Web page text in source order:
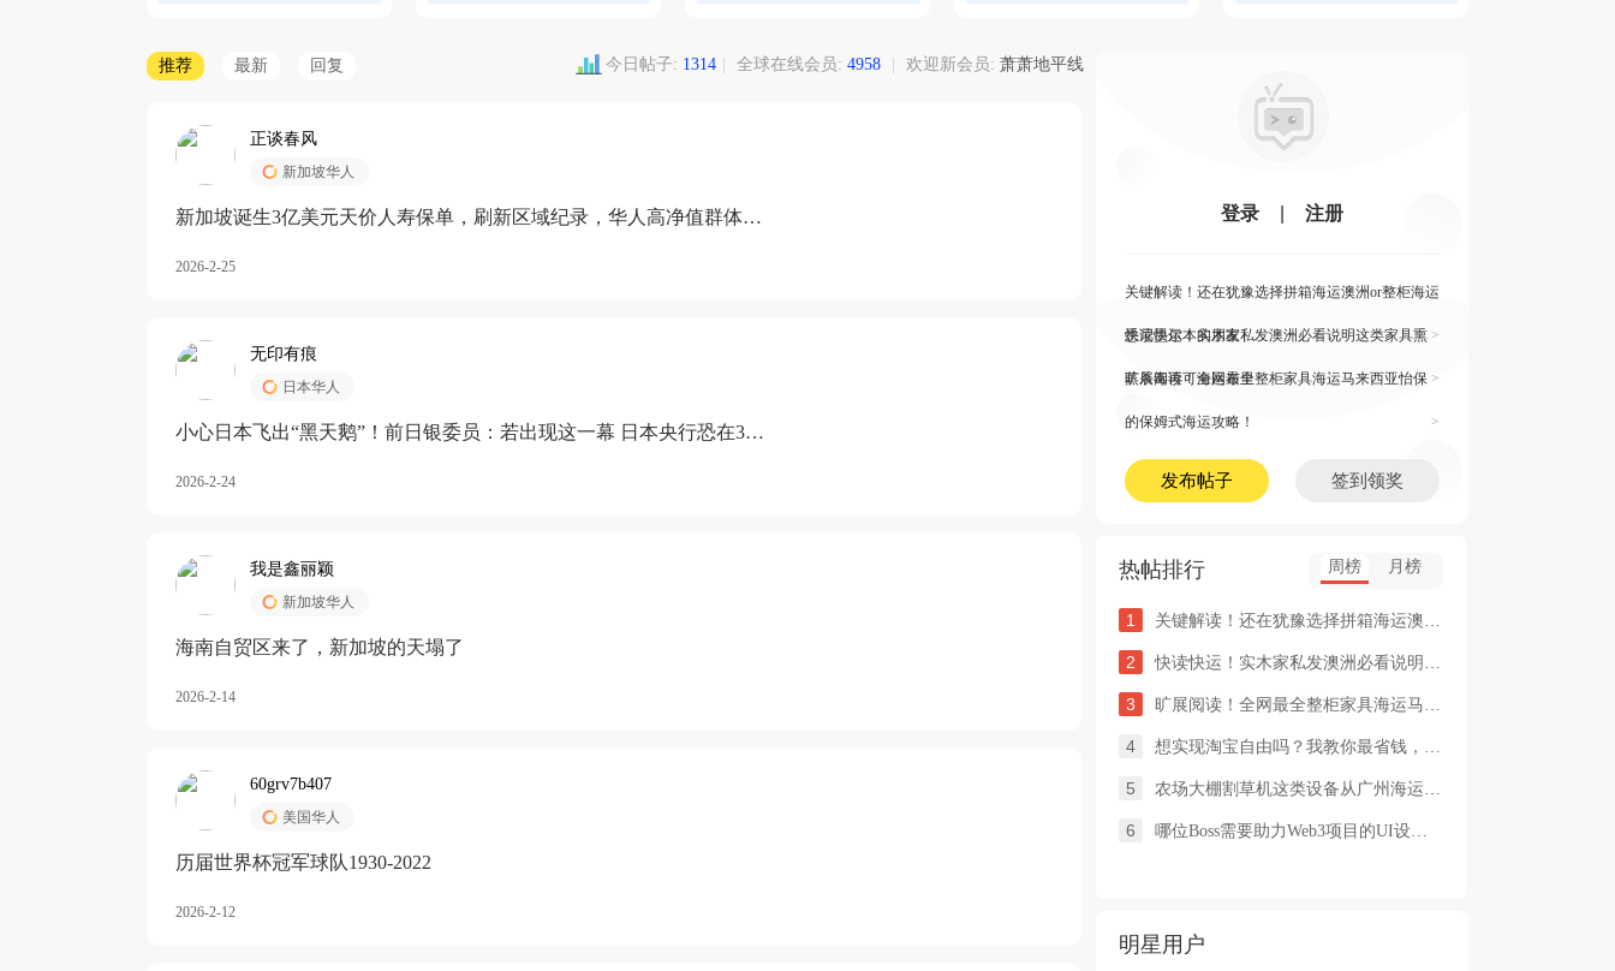
推荐 最新 回复 今日帖子: 1314 全球在线会员: 4958 欢迎新会员: 萧萧地平线
正谈春风
新加坡华人
新加坡诞生3亿美元天价人寿保单，刷新区域纪录，华人高净值群体成
2026-2-25
无印有痕
日本华人
小心日本飞出“黑天鹅”！前日银委员：若出现这一幕 日本央行恐在3月
2026-2-24
我是鑫丽颖
新加坡华人
海南自贸区来了，新加坡的天塌了
2026-2-14
60grv7b407
美国华人
历届世界杯冠军球队1930-2022
2026-2-12
登录 注册
关键解读！还在犹豫选择拼箱海运澳洲or整柜海运
悉尼墨尔本的朋友 >
快读快运！实木家私发澳洲必看说明这类家具熏
蒸杀毒再可海运布里 >
旷展阅读！全网最全整柜家具海运马来西亚怡保
的保姆式海运攻略！ >
发布帖子 签到领奖
热帖排行 周榜 月榜
1 关键解读！还在犹豫选择拼箱海运澳洲or整柜海运悉尼墨尔本的朋友
2 快读快运！实木家私发澳洲必看说明这类家具熏蒸杀毒再可海运布里
3 旷展阅读！全网最全整柜家具海运马来西亚怡保的保姆式海运攻略！
4 想实现淘宝自由吗？我教你最省钱，最方便的方法
5 农场大棚割草机这类设备从广州海运到澳洲堪培拉过海关需要提供什
6 哪位Boss需要助力Web3项目的UI设计，或qian
明星用户